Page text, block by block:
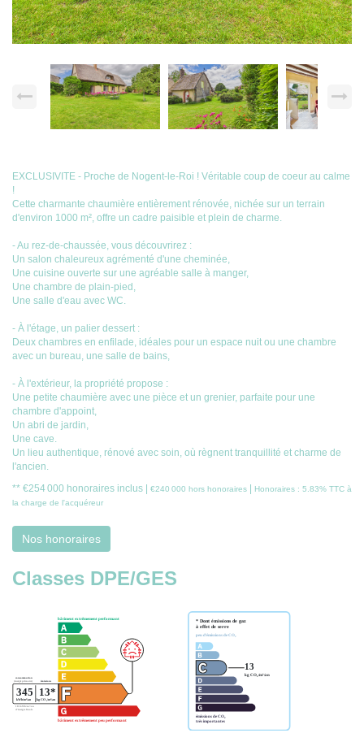
EXCLUSIVITE - Proche de Nogent-le-Roi ! Véritable coup de coeur au calme
!
Cette charmante chaumière entièrement rénovée, nichée sur un terrain
d'environ 1000 m², offre un cadre paisible et plein de charme.
- Au rez-de-chaussée, vous découvrirez :
Un salon chaleureux agrémenté d'une cheminée,
Une cuisine ouverte sur une agréable salle à manger,
Une chambre de plain-pied,
Une salle d'eau avec WC.
- À l'étage, un palier dessert :
Deux chambres en enfilade, idéales pour un espace nuit ou une chambre
avec un bureau, une salle de bains,
- À l'extérieur, la propriété propose :
Une petite chaumière avec une pièce et un grenier, parfaite pour une
chambre d'appoint,
Un abri de jardin,
Une cave.
Un lieu authentique, rénové avec soin, où règnent tranquillité et charme de
l'ancien.
** €254 000 honoraires inclus €240 000 hors honoraires
Honoraires : 5.83% TTC à
la charge de l'acquéreur
Nos honoraires
Classes DPE/GES